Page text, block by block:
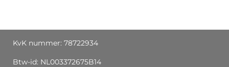
KvK nummer: 78722934
Btw-id: NL003372675B14